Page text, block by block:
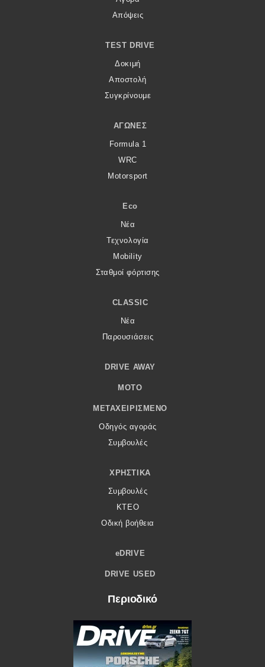
Απόψεις
TEST DRIVE
Δοκιμή
Αποστολή
Συγκρίνουμε
ΑΓΏΝΕΣ
Formula 1
WRC
Motorsport
Eco
Νέα
Τεχνολογία
Mobility
Σταθμοί φόρτισης
CLASSIC
Νέα
Παρουσιάσεις
DRIVE AWAY
MOTO
ΜΕΤΑΧΕΙΡΙΣΜΈΝΟ
Οδηγός αγοράς
Συμβουλές
ΧΡΗΣΤΙΚΆ
Συμβουλές
ΚΤΕΟ
Οδική βοήθεια
eDRIVE
DRIVE USED
Περιοδικό